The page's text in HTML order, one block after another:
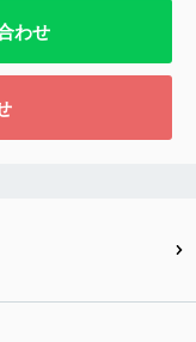
わせ